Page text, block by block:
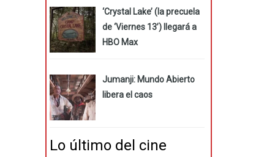
‘Crystal Lake’ (la precuela
de ‘Viernes 13’) llegará a
HBO Max
Jumanji: Mundo Abierto
libera el caos
Lo último del cine